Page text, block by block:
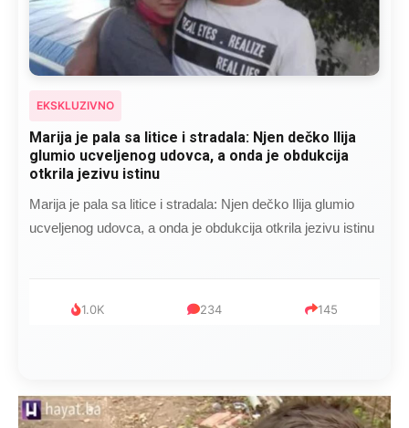
EKSKLUZIVNO
Kad se Marin suprug razbolio ona ga kupala,
pelene mu mijenjala: Jedno jutro je poslao po
čokoladu..
Kad se Marin suprug razbolio ona ga kupala, pelene mu
mijenjala: Jedno jutro je poslao po čokoladu..
999 321 234